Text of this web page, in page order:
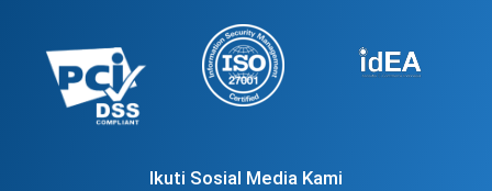
Ikuti Sosial Media Kami